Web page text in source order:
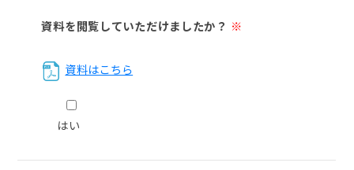
資料を閲覧していただけましたか？ ※
資料はこちら
はい